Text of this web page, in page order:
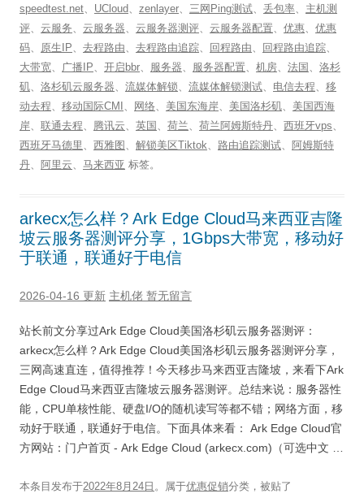
speedtest.net、 UCloud、 zenlayer、 三网Ping测试、 丢包率、 主机测
评、 云服务、 云服务器、 云服务器测评、 云服务器配置、 优惠、 优惠
码、 原生IP、 去程路由、 去程路由追踪、 回程路由、 回程路由追踪、
大带宽、 广播IP、 开启bbr、 服务器、 服务器配置、 机房、 法国 、 洛杉
矶、 洛杉矶云服务器、 流媒体解锁、 流媒体解锁测试、 电信去程、 移
动去程、 移动国际CMI 、 网络、 美国东海岸、 美国洛杉矶、 美国西海
岸、 联通去程、 腾讯云、 英国 、 荷兰、 荷兰阿姆斯特丹、 西班牙vps、
西班牙马德里 、 西雅图 、 解锁美区Tiktok、 路由追踪测试、 阿姆斯特
丹、 阿里云、 马来西亚 标签。
arkecx怎么样？Ark Edge Cloud马来西亚吉隆
坡云服务器测评分享，1Gbps大带宽，移动好
于联通，联通好于电信
2026-04-16 更新 主机佬 暂无留言
站长前文分享过Ark Edge Cloud美国洛杉矶云服务器测评：
arkecx怎么样？Ark Edge Cloud美国洛杉矶云服务器测评分享，
三网高速直连，值得推荐！今天移步马来西亚吉隆坡，来看下Ark
Edge Cloud马来西亚吉隆坡云服务器测评。总结来说：服务器性
能，CPU单核性能、硬盘I/O的随机读写等都不错；网络方面，移
动好于联通，联通好于电信。下面具体来看： Ark Edge Cloud官
方网站：门户首页 - Ark Edge Cloud (arkecx.com)（可选中文 …
本条目发布于2022年8月24日 。属于优惠促销分类，被贴了